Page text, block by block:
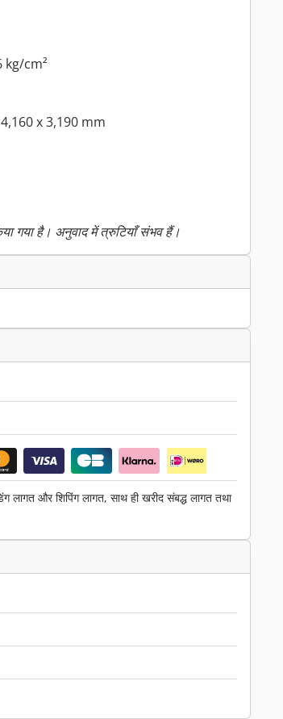
kg/cm²
x 3,190 mm
गया है। अनुवाद में त्रुटियाँ संभव हैं।
लागत और शिपिंग लागत, साथ ही खरीद संबद्ध लागत तथा